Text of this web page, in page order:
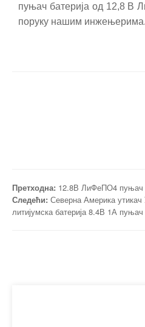
пуњач батерија од 12,8 В
поруку нашим инжењерима.
Претходна: 12.8В ЛиФеПО4 пуњач
Следећи: Северна Америка
литијумска батерија 8.4В 1А пуњач